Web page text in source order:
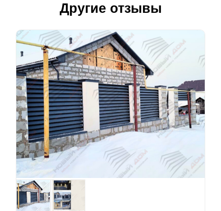
Другие отзывы